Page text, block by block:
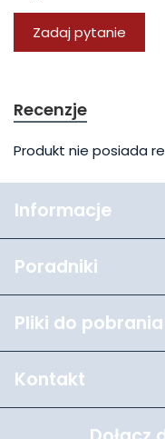
Zadaj pytanie
Recenzje
Produkt nie posiada
Informacje
Poradniki
Pliki do pobrania
Kontakt